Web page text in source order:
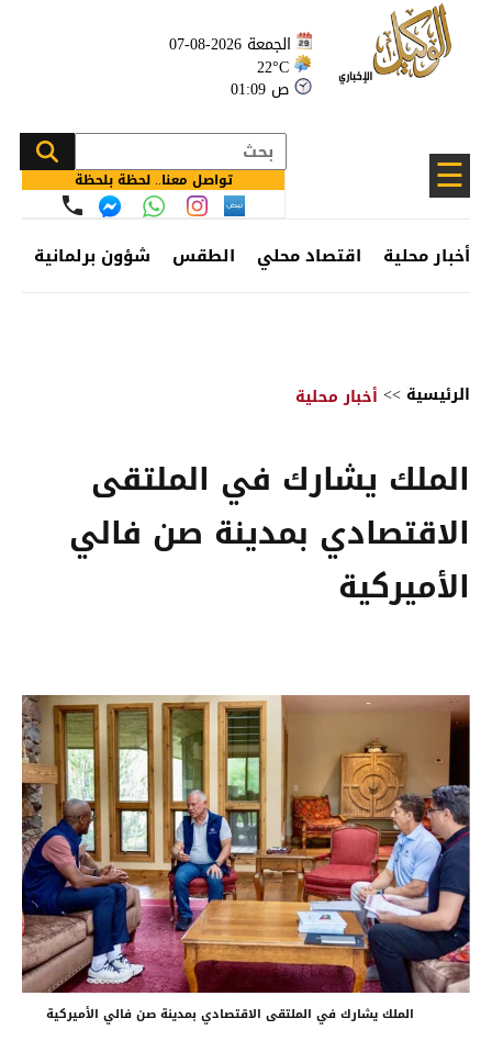
الجمعة 2026-08-07
22°C
01:09 ص
☰ تواصل معنا.. لحظة بلحظة
أخبار محلية اقتصاد محلي الطقس شؤون برلمانية
الرئيسية >> أخبار محلية
الملك يشارك في الملتقى
الاقتصادي بمدينة صن فالي
الأميركية
الملك يشارك في الملتقى الاقتصادي بمدينة صن فالي الأميركية